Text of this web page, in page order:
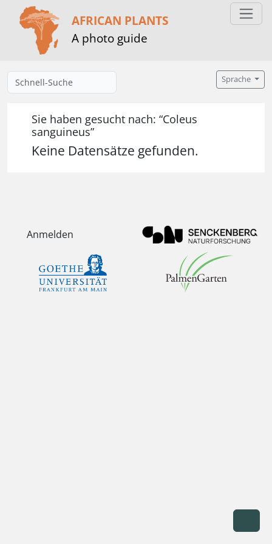
AFRICAN PLANTS
A photo guide
Sprache
Sie haben gesucht nach: “Coleus
sanguineus”
Keine Datensätze gefunden.
Anmelden